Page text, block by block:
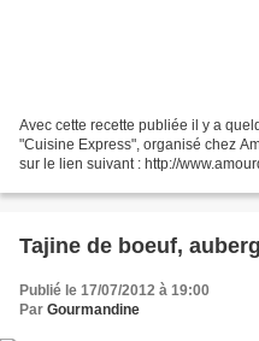
Avec cette recette publiée il y a
"Cuisine Express", organisé chez
sur le lien suivant : http://
Tajine de boeuf,
Publié le 17/07/2012 à 19:00
Par Gourmandine